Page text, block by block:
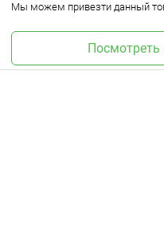
Мы можем привезти данный
Посмотреть